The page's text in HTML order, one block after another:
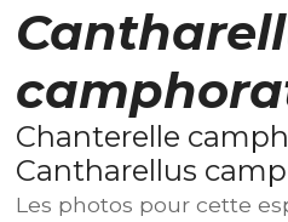
Chanterelle
Cantharellus
Les photos pour cette